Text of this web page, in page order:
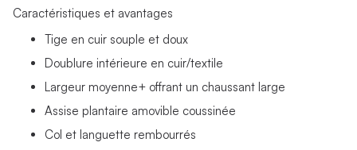
Caractéristiques et avantages
Tige en cuir souple et doux
Doublure intérieure en cuir/textile
Largeur moyenne+ offrant un chaussant large
Assise plantaire amovible coussinée
Col et languette rembourrés